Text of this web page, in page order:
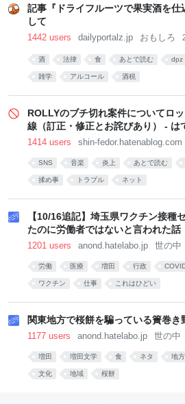
記事『ドライフルーツで果実酒を仕
して
1442 users dailyportalz.jp おもしろ
酒 法律 食 あとで読む dpz
雑学 アルコール 酒税
ROLLYのブチ切れ案件についてロ
線（訂正・修正とお詫びあり） - は
1414 users shin-fedor.hatenablog.com
SNS 音楽 炎上 あとで読む
揉め事 トラブル ネット
【10/16追記】埼玉県ワクチン接種
たのに労働者ではないと言われた話
1201 users anond.hatelabo.jp 世の中
労働 医療 増田 行政
ワクチン 仕事 これはひどい
関東地方で桜餅を騙っている簀巻き
1177 users anond.hatelabo.jp 世の中
増田 増田文学 食 ネタ 地方
文化 地域 桜餅